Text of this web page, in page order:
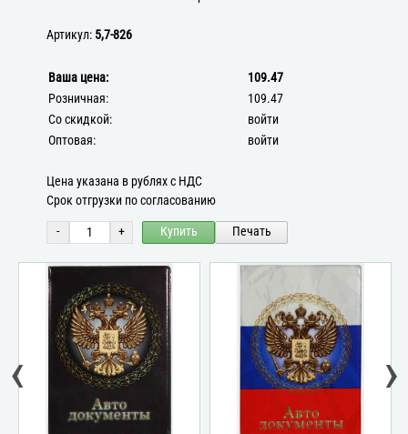
Артикул: 5,7-826
Ваша цена:
109.47
Розничная:
109.47
Со скидкой:
войти
Оптовая:
войти
Цена указана в рублях с НДС
Срок отгрузки по согласованию
- + Купить Печать
‹ ›